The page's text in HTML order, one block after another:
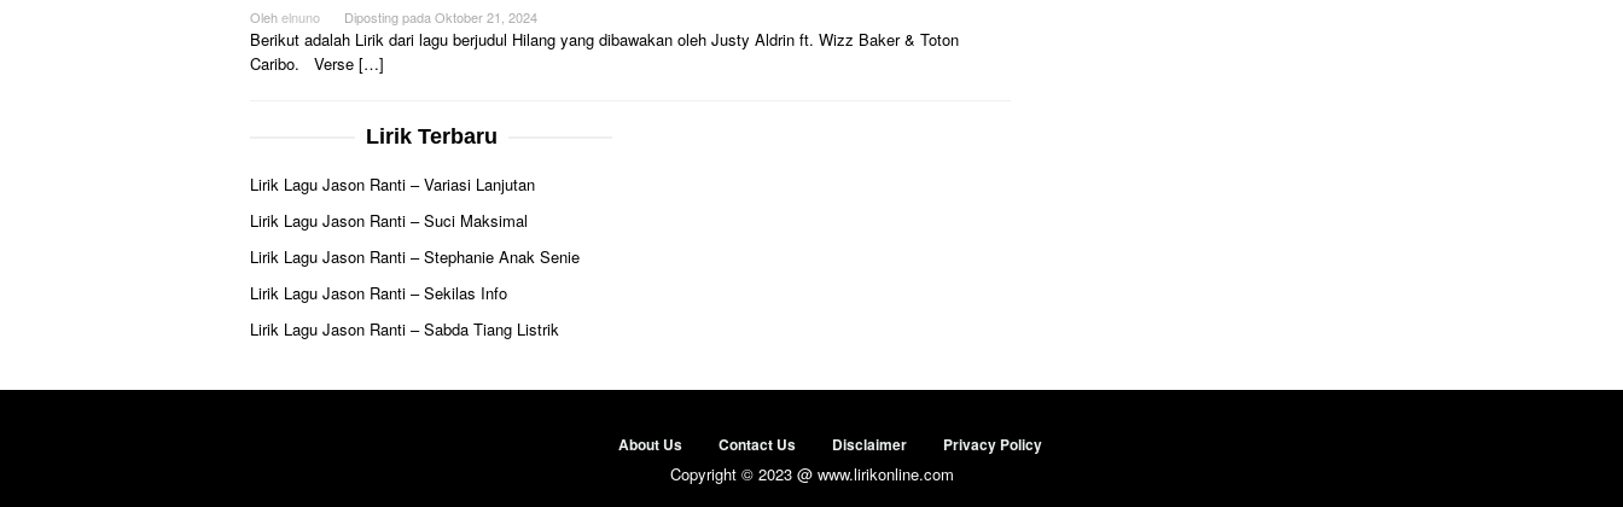
Olehelnuno Diposting pada Oktober 21, 2024
Berikut adalah Lirik dari lagu berjudul Hilang yang dibawakan oleh Justy Aldrin ft. Wizz Baker & Toton
Caribo. Verse […]
Lirik Terbaru
Lirik Lagu Jason Ranti – Variasi Lanjutan
Lirik Lagu Jason Ranti – Suci Maksimal
Lirik Lagu Jason Ranti – Stephanie Anak Senie
Lirik Lagu Jason Ranti – Sekilas Info
Lirik Lagu Jason Ranti – Sabda Tiang Listrik
About Us Contact Us Disclaimer Privacy Policy
Copyright © 2023 @ www.lirikonline.com